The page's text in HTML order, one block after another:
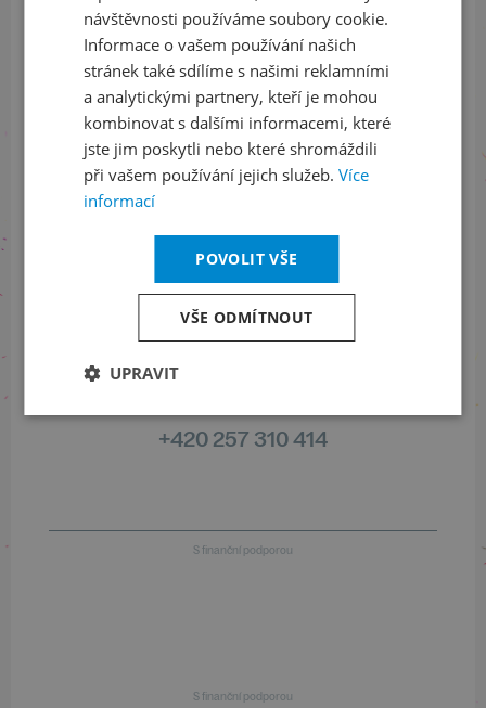
Sledujte nás na sociálních sítích
LinkedIn
flickr
Informace o stavu objednávek
+420 461 049 232
+420 257 310 414
S finanční podporou
S finanční podporou
návštěvnosti používáme soubory cookie.
Informace o vašem používání našich
stránek také sdílíme s našimi reklamními
a analytickými partnery, kteří je mohou
kombinovat s dalšími informacemi, které
jste jim poskytli nebo které shromáždili
při vašem používání jejich služeb. Více
informací
POVOLIT VŠE
VŠE ODMÍTNOUT
UPRAVIT